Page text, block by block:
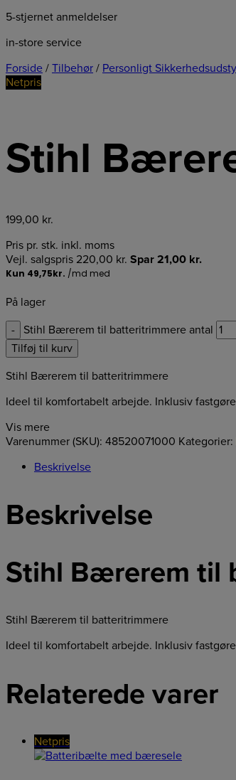
5-stjernet anmeldelser
in-store service
Forside / Tilbehør / Personligt
Netpris
Stihl
199,00 kr.
Pris pr. stk. inkl. moms
Vejl. salgspris 220,00 kr. Spar 21,00 kr.
På lager
-
Stihl Bærerem til batteritrimmere antal
Tilføj til kurv
Stihl Bærerem til batteritrimmere
Ideel til komfortabelt arbejde. Inklusiv
Vis mere
Varenummer (SKU): 48520071000 Kategorier:
Beskrivelse
Beskrivelse
Stihl Bærerem til
Stihl Bærerem til batteritrimmere
Ideel til komfortabelt arbejde. Inklusiv
Relaterede varer
Netpris